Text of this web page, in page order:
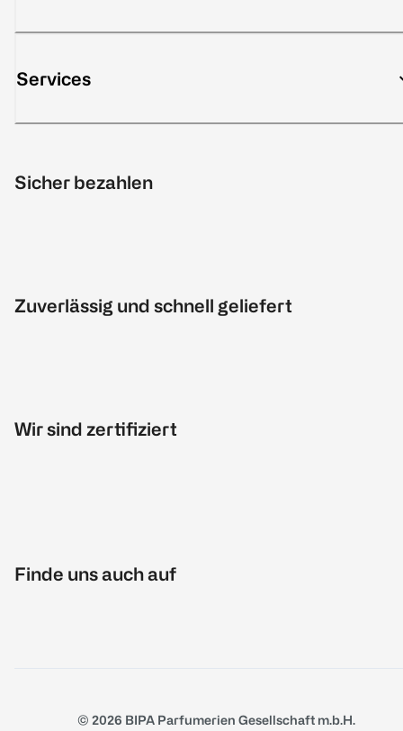
Services
Sicher bezahlen
Zuverlässig und schnell geliefert
Wir sind zertifiziert
Finde uns auch auf
© 2026 BIPA Parfumerien Gesellschaft m.b.H.